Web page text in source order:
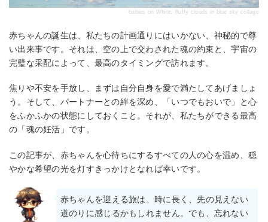
babies on White, fluffy clouds in blue sky collage
赤ちゃんの誕生は、私たちの計画通りにはいかない、神秘的で尊
い出来事です。それは、空の上で交わされた魂の約束と、宇宙の
完璧な采配によって、最高のタイミングで訪れます。
焦りや不安を手放し、まずは自分自身を愛で満たしてあげましょ
う。そして、パートナーとの絆を深め、「いつでもおいで」と心
をふかふかの状態にしておくこと。それが、私たちができる最高
の「魂の妊活」です。
この記事が、赤ちゃんを心待ちにするすべての人の心を温め、穏
やかな希望の光を灯すきっかけとなれば幸いです。
赤ちゃんを迎える旅は、時に長く、先の見えない
道のりに感じるかもしれません。でも、忘れない